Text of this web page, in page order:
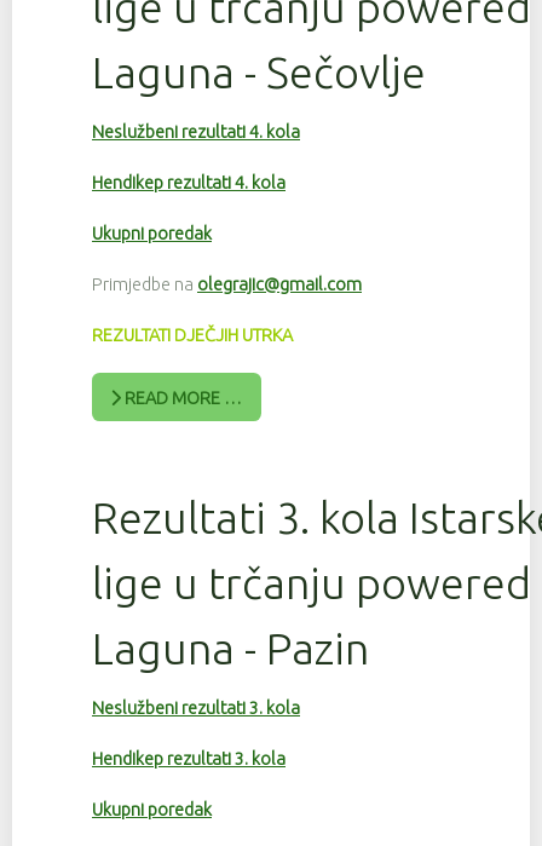
Laguna - Sečovlje
Neslužbeni rezultati 4. kola
Hendikep rezultati 4. kola
Ukupni poredak
Primjedbe na olegrajic@gmail.com
REZULTATI DJEČJIH UTRKA
READ MORE …
Rezultati 3. kola
lige u trčanju powered
Laguna - Pazin
Neslužbeni rezultati 3. kola
Hendikep rezultati 3. kola
Ukupni poredak